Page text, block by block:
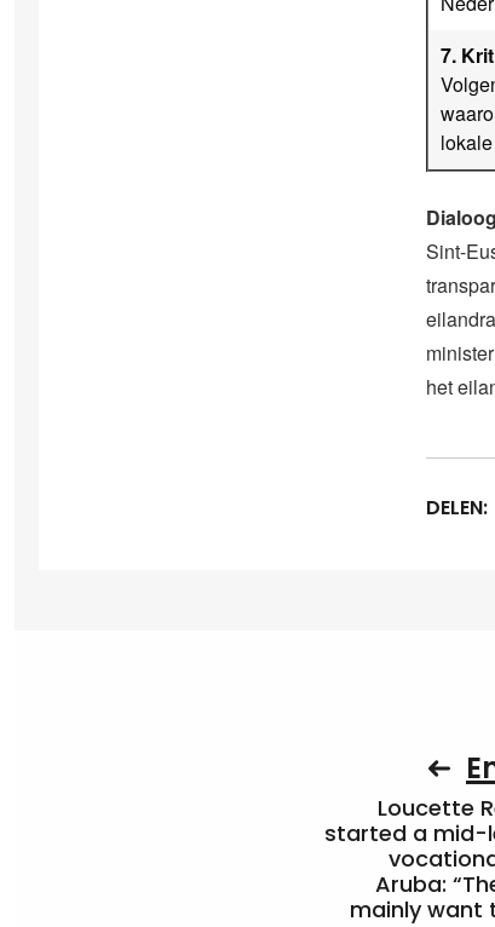
7.
Sint-
het
DELEN:
Loucette
started a mid-
Aruba:
mainly want